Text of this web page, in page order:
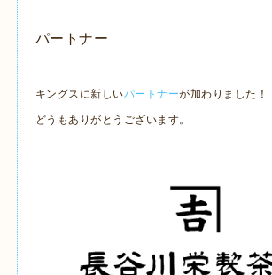
パートナー
キングスに新しいパートナーが加わりました！
どうもありがとうございます。